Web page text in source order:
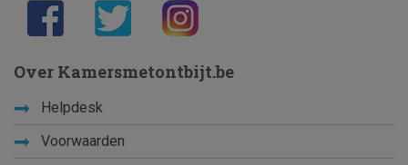
Over Kamersmetontbijt.be
Helpdesk
Voorwaarden